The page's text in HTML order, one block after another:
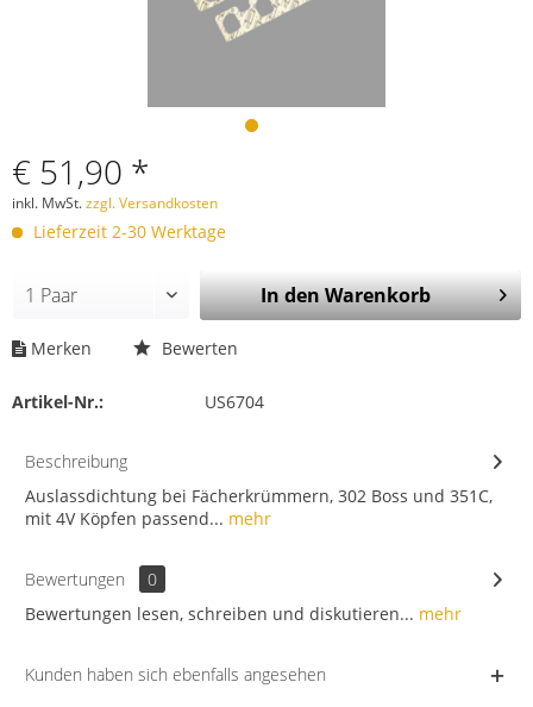
€ 51,90 *
inkl. MwSt.zzgl. Versandkosten
Lieferzeit 2-30 Werktage
In denWarenkorb
Merken Bewerten
Artikel-Nr.: US6704
Beschreibung
Auslassdichtung bei Fächerkrümmern, 302 Boss und 351C,
mit 4V Köpfen passend... mehr
Bewertungen
0
Bewertungen lesen, schreiben und diskutieren... mehr
Kunden haben sich ebenfalls angesehen